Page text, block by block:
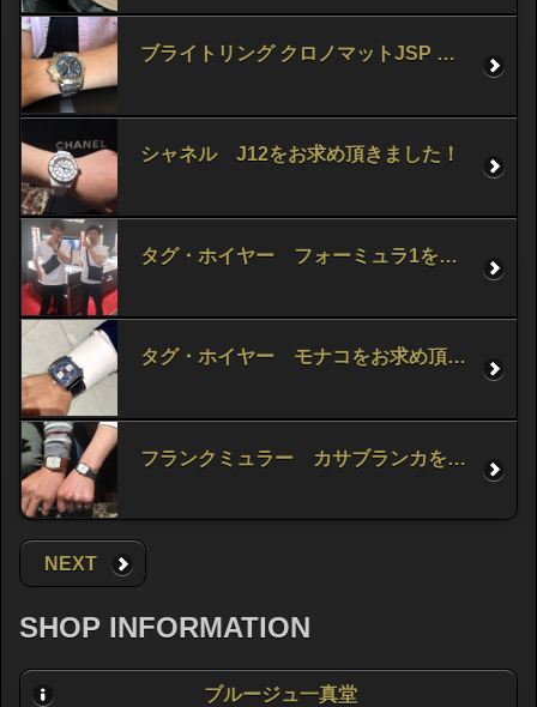
ブライトリング クロノマットJSP をお求め頂きました！
シャネル J12をお求め頂きました！
タグ・ホイヤー フォーミュラ1をお求め頂きました！
タグ・ホイヤー モナコをお求め頂きました！
フランクミュラー カサブランカをお求め頂きました！
NEXT
SHOP INFORMATION
ブルージュ一真堂